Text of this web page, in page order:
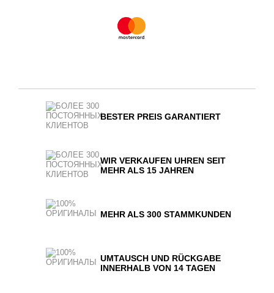
BESTER PREIS GARANTIERT
WIR VERKAUFEN UHREN SEIT
MEHR ALS 15 JAHREN
MEHR ALS 300 STAMMKUNDEN
UMTAUSCH UND RÜCKGABE
INNERHALB VON 14 TAGEN